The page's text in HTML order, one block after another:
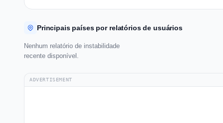
Principais países por relatórios de usuários
Nenhum relatório de instabilidade
recente disponível.
ADVERTISEMENT